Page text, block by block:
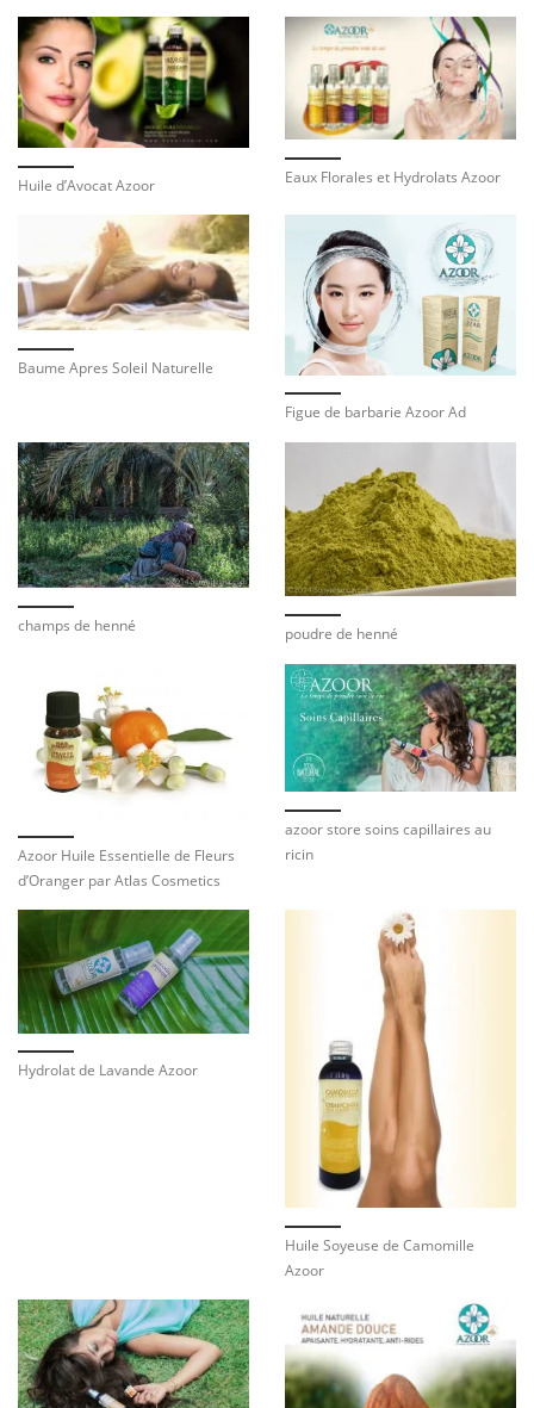
Huile d’Avocat Azoor Eaux Florales et Hydrolats Azoor
Baume Apres Soleil Naturelle
Figue de barbarie Azoor Ad
champs de henné poudre de henné
Azoor Huile Essentielle de Fleurs
d’Oranger par Atlas Cosmetics
azoor store soins capillaires au
ricin
Hydrolat de Lavande Azoor
Huile Soyeuse de Camomille
Azoor